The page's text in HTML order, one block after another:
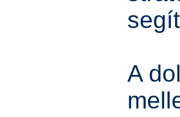
A